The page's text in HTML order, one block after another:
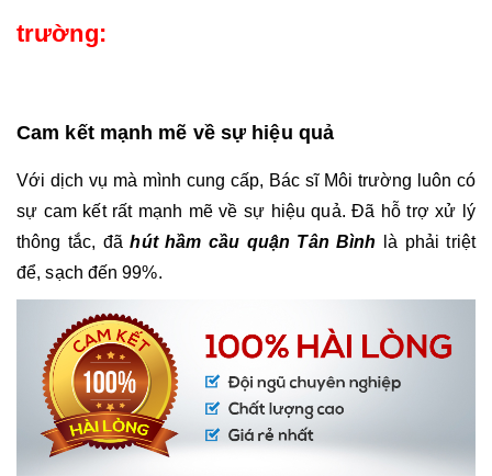
trường:
Cam kết mạnh mẽ về sự hiệu quả
Với dịch vụ mà mình cung cấp, Bác sĩ Môi trường luôn có
sự cam kết rất mạnh mẽ về sự hiệu quả. Đã hỗ trợ xử lý
thông tắc, đã hút hầm cầu quận Tân Bình
là phải triệt
để, sạch đến 99%.